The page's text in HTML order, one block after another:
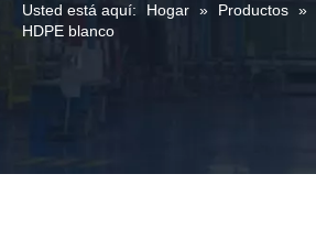
Usted está aquí: Hogar » Productos »
HDPE blanco